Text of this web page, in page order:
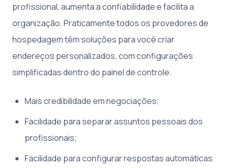
profissional, aumenta a confiabilidade e facilita a
organização. Praticamente todos os provedores de
hospedagem têm soluções para você criar
endereços personalizados, com configurações
simplificadas dentro do painel de controle.
Mais credibilidade em negociações;
Facilidade para separar assuntos pessoais dos
profissionais;
Facilidade para configurar respostas automáticas